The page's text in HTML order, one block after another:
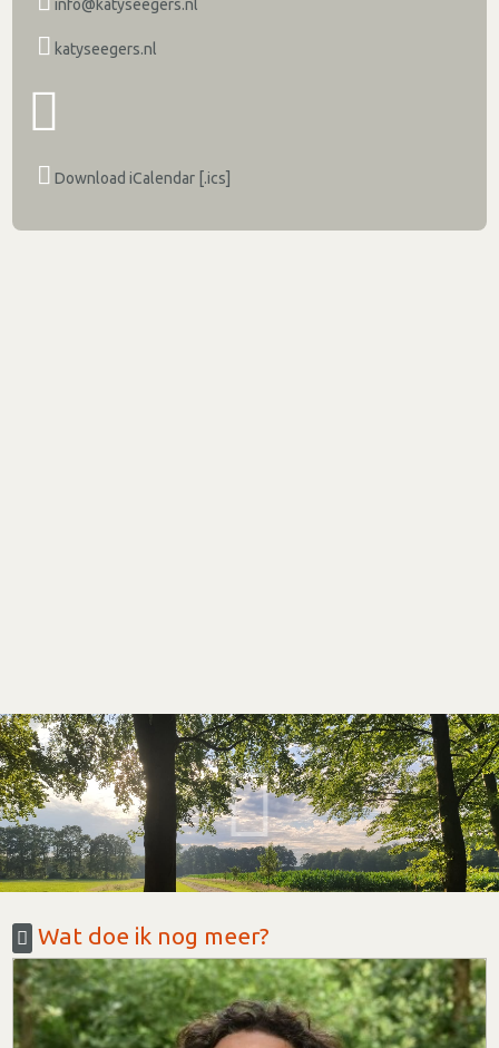
info@katyseegers.nl
katyseegers.nl
Download iCalendar [.ics]
Wat doe ik nog meer?